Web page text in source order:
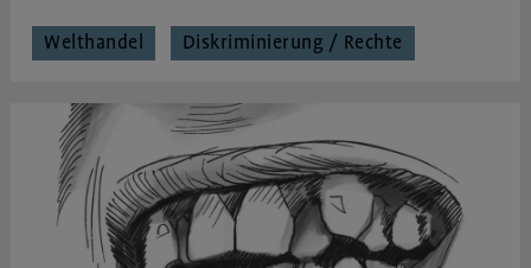
Welthandel Diskriminierung / Rechte